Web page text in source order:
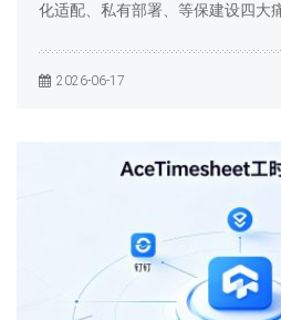
化适配、私有部署、等保建设四大
2026-06-17